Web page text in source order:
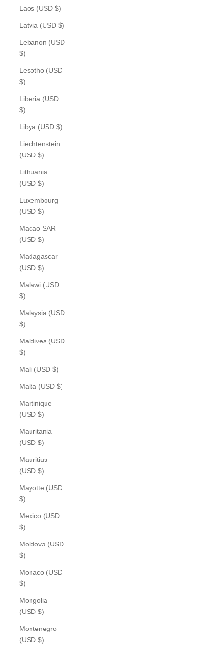
Laos (USD $)
Latvia (USD $)
Lebanon (USD
$)
Lesotho (USD
$)
Liberia (USD
$)
Libya (USD $)
Liechtenstein
(USD $)
Lithuania
(USD $)
Luxembourg
(USD $)
Macao SAR
(USD $)
Madagascar
(USD $)
Malawi (USD
$)
Malaysia (USD
$)
Maldives (USD
$)
Mali (USD $)
Malta (USD $)
Martinique
(USD $)
Mauritania
(USD $)
Mauritius
(USD $)
Mayotte (USD
$)
Mexico (USD
$)
Moldova (USD
$)
Monaco (USD
$)
Mongolia
(USD $)
Montenegro
(USD $)